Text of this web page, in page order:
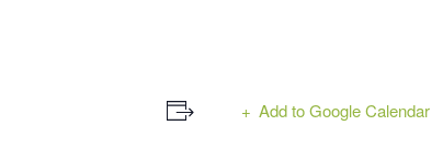
Add to Google Calendar